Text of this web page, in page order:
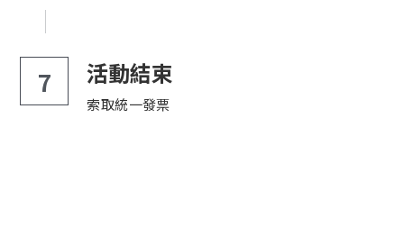
7 活動結束
索取統一發票